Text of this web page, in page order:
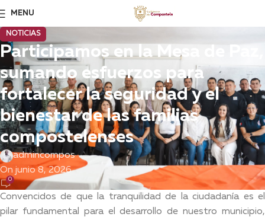
MENU
NOTICIAS
Participamos en la Mesa de Paz,
sumando esfuerzos para
fortalecer la seguridad y el
bienestar de las familias
compostelenses
admincompos
On junio 8, 2026
0
Convencidos de que la tranquilidad de la ciudadanía es el
pilar fundamental para el desarrollo de nuestro municipio,